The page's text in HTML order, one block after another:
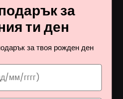
за
ти ден
за твоя рожден ден